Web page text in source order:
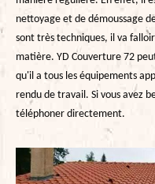
nettoyage et de démoussage
sont très techniques, il va
matière. YD Couverture 72
qu'il a tous les équipements
rendu de travail. Si vous avez
téléphoner directement.